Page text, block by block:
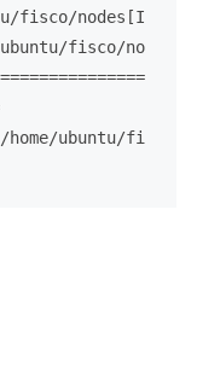
fisco/nodes[I
ubuntu/fisco/no
home/ubuntu/fi